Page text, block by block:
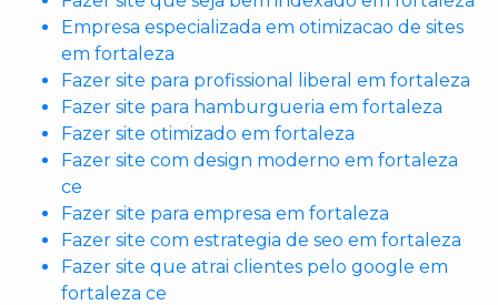
Empresa especializada em otimizacao de sites
em fortaleza
Fazer site para profissional liberal em fortaleza
Fazer site para hamburgueria em fortaleza
Fazer site otimizado em fortaleza
Fazer site com design moderno em fortaleza
ce
Fazer site para empresa em fortaleza
Fazer site com estrategia de seo em fortaleza
Fazer site que atrai clientes pelo google em
fortaleza ce